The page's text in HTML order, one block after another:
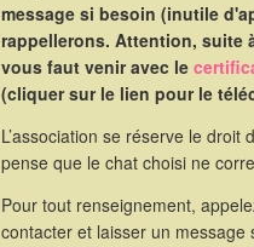
message si besoin (inutile
rappellerons. Attention, suite
vous faut venir avec le
(cliquer sur le lien pour le
L’association se réserve le
pense que le chat choisi ne
Pour tout renseignement,
contacter et laisser un message